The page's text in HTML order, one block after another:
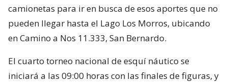
camionetas para ir en busca de esos aportes que no
pueden llegar hasta el Lago Los Morros, ubicando
en Camino a Nos 11.333, San Bernardo.
El cuarto torneo nacional de esquí náutico se
iniciará a las 09:00 horas con las finales de figuras, y